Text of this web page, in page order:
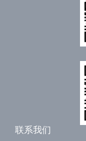
联系我们